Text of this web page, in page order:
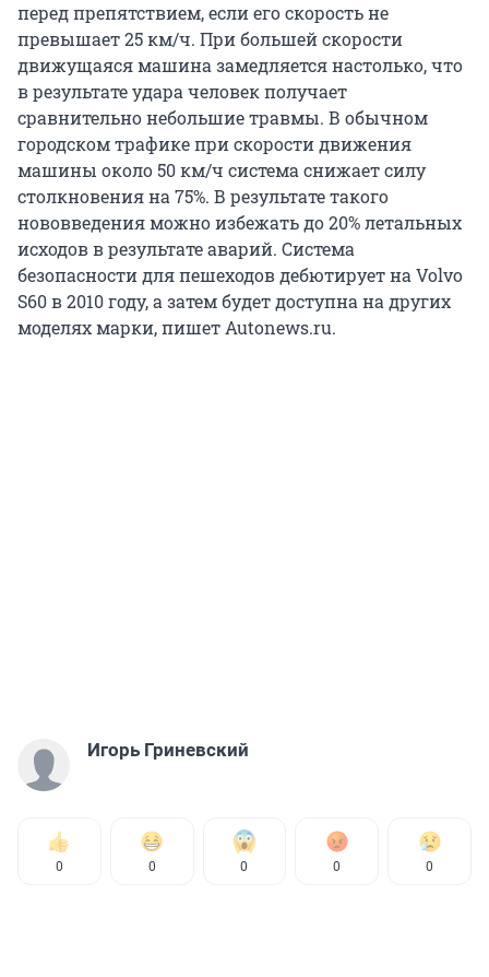
перед препятствием, если его скорость не
превышает 25 км/ч. При большей скорости
движущаяся машина замедляется настолько, что
в результате удара человек получает
сравнительно небольшие травмы. В обычном
городском трафике при скорости движения
машины около 50 км/ч система снижает силу
столкновения на 75%. В результате такого
нововведения можно избежать до 20% летальных
исходов в результате аварий. Система
безопасности для пешеходов дебютирует на Volvo
S60 в 2010 году, а затем будет доступна на других
моделях марки, пишет Autonews.ru.
Игорь Гриневский
0 0 0 0 0